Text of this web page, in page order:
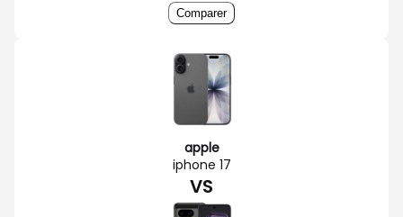
Comparer
apple
iphone 17
VS